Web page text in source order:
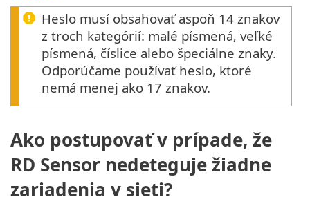
Heslo musí obsahovať aspoň 14 znakov
z troch kategórií: malé písmená, veľké
písmená, číslice alebo špeciálne znaky.
Odporúčame používať heslo, ktoré
nemá menej ako 17 znakov.
Ako postupovať v prípade, že
RD Sensor nedeteguje žiadne
zariadenia v sieti?